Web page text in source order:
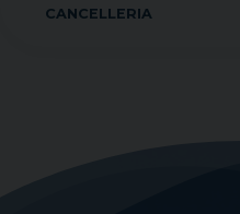
CANCELLERIA